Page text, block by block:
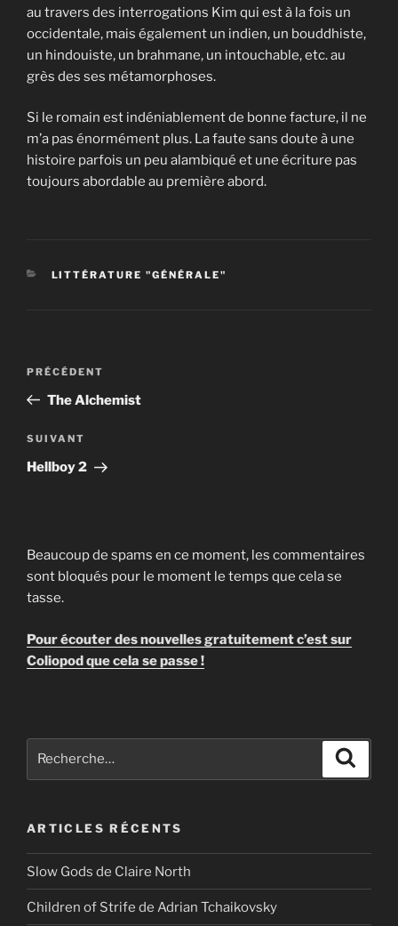
au travers des interrogations Kim qui est à la fois un
occidentale, mais également un indien, un bouddhiste,
un hindouiste, un brahmane, un intouchable, etc. au
grès des ses métamorphoses.
Si le romain est indéniablement de bonne facture, il ne
m’a pas énormément plus. La faute sans doute à une
histoire parfois un peu alambiqué et une écriture pas
toujours abordable au première abord.
CATÉGORIES
LITTÉRATURE "GÉNÉRALE"
Navigation
l’article
Article
précédent
PRÉCÉDENT
The Alchemist
Article
suivant
SUIVANT
Hellboy 2
Beaucoup de spams en ce moment, les commentaires
sont bloqués pour le moment le temps que cela se
tasse.
Pour écouter des nouvelles gratuitement c’est sur
Coliopod que cela se passe !
ARTICLES RÉCENTS
Slow Gods de Claire North
Children of Strife de Adrian Tchaikovsky